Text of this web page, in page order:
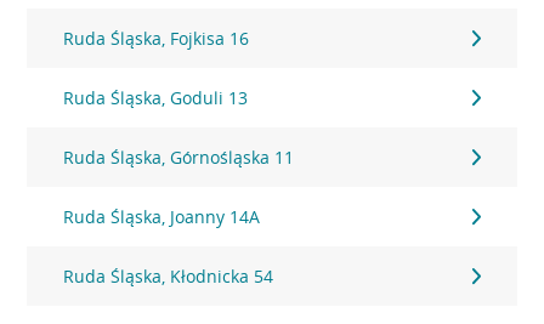
Ruda Śląska, Fojkisa 16
Ruda Śląska, Goduli 13
Ruda Śląska, Górnośląska 11
Ruda Śląska, Joanny 14A
Ruda Śląska, Kłodnicka 54